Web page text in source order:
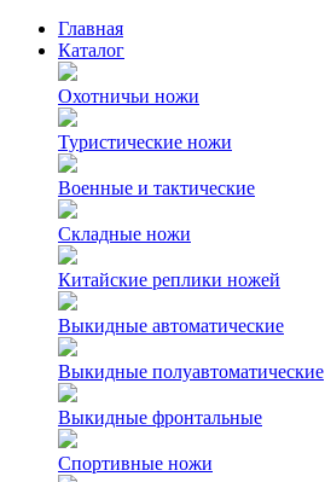
Главная
Каталог
Охотничьи ножи
Туристические ножи
Военные и тактические
Складные ножи
Китайские реплики ножей
Выкидные автоматические
Выкидные полуавтоматические
Выкидные фронтальные
Спортивные ножи